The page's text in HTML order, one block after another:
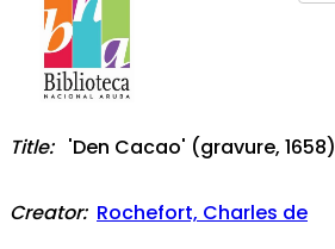
Title:'Den Cacao' (gravure, 1658)
Creator: Rochefort, Charles de